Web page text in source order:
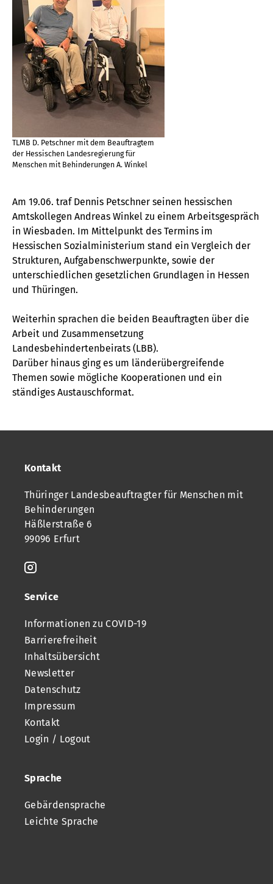
TLMB D. Petschner mit dem Beauftragtem
der Hessischen Landesregierung für
Menschen mit Behinderungen A. Winkel
Am 19.06. traf Dennis Petschner seinen hessischen
Amtskollegen Andreas Winkel zu einem Arbeitsgespräch
in Wiesbaden. Im Mittelpunkt des Termins im
Hessischen Sozialministerium stand ein Vergleich der
Strukturen, Aufgabenschwerpunkte, sowie der
unterschiedlichen gesetzlichen Grundlagen in Hessen
und Thüringen.
Weiterhin sprachen die beiden Beauftragten über die
Arbeit und Zusammensetzung
Landesbehindertenbeirats (LBB).
Darüber hinaus ging es um länderübergreifende
Themen sowie mögliche Kooperationen und ein
ständiges Austauschformat.
Kontakt
Thüringer Landesbeauftragter für Menschen mit
Behinderungen
Häßlerstraße 6
99096 Erfurt
Service
Informationen zu COVID-19
Barrierefreiheit
Inhaltsübersicht
Newsletter
Datenschutz
Impressum
Kontakt
Login / Logout
Sprache
Gebärdensprache
Leichte Sprache